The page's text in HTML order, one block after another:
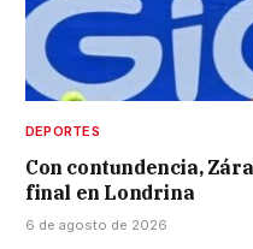
DEPORTES
Con contundencia,
final en Londrina
6 de agosto de 2026